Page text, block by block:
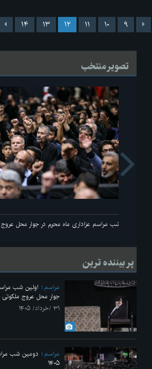
۹ ۱۰ ۱۱ ۱۲ ۱۳ ۱۴
تصویر منتخب
اولین شب مراسم عزاداری ماه محرم در جوار محل
Next
پر بیننده ترین
مراسم
اولین شب
جوار محل عروج ملکوتی
۳۱ /خرداد/ ۱۴۰۵
مراسم
دومین شب
۱۴۰۵